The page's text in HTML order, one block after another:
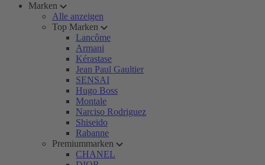
Marken
Alle anzeigen
Top Marken
Lancôme
Armani
Kérastase
Jean Paul Gaultier
SENSAI
Hugo Boss
Montale
Narciso Rodriguez
Shiseido
Rabanne
Premiummarken
CHANEL